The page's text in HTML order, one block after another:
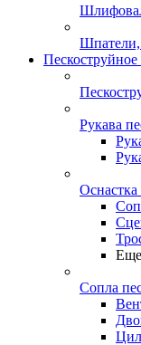
Шпатели,
Рукава
Оснастка
Еще
Сопла